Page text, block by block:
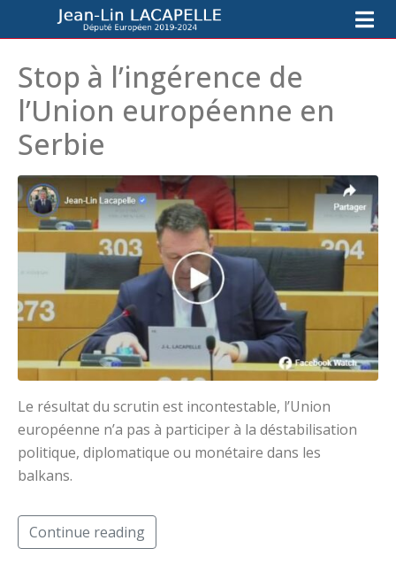
Stop à l’ingérence de
l’Union européenne en
Serbie
Le résultat du scrutin est incontestable, l’Union
européenne n’a pas à participer à la déstabilisation
politique, diplomatique ou monétaire dans les
balkans.
Continue reading